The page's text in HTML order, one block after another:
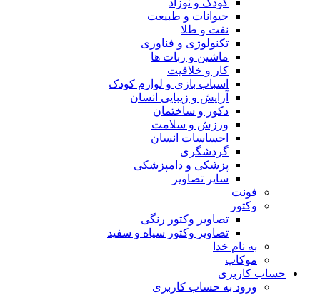
حیوانات و طبیعت
نفت و طلا
تکنولوژی و فناوری
ماشین و ربات ها
کار و خلاقیت
اسباب بازی و لوازم کودک
آرایش و زیبایی انسان
دکور و ساختمان
ورزش و سلامت
احساسات انسان
گردشگری
پزشکی و دامپزشکی
سایر تصاویر
فونت
وکتور
تصاویر وکتور رنگی
تصاویر وکتور سیاه و سفید
به نام خدا
موکاپ
حساب کاربری
ورود به حساب کاربری